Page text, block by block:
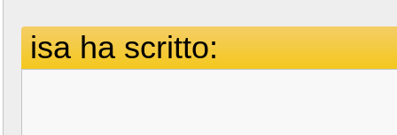
isa ha scritto: